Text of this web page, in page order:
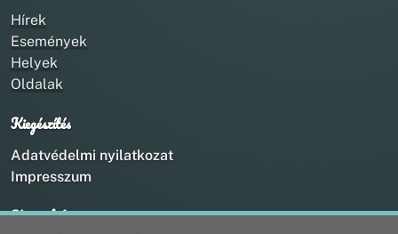
Hírek
Események
Helyek
Oldalak
Kiegészítés
Adatvédelmi nyilatkozat
Impresszum
Kapcsolat